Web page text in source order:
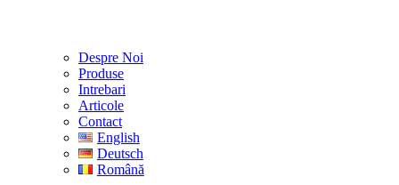
Despre Noi
Produse
Intrebari
Articole
Contact
English
Deutsch
Română